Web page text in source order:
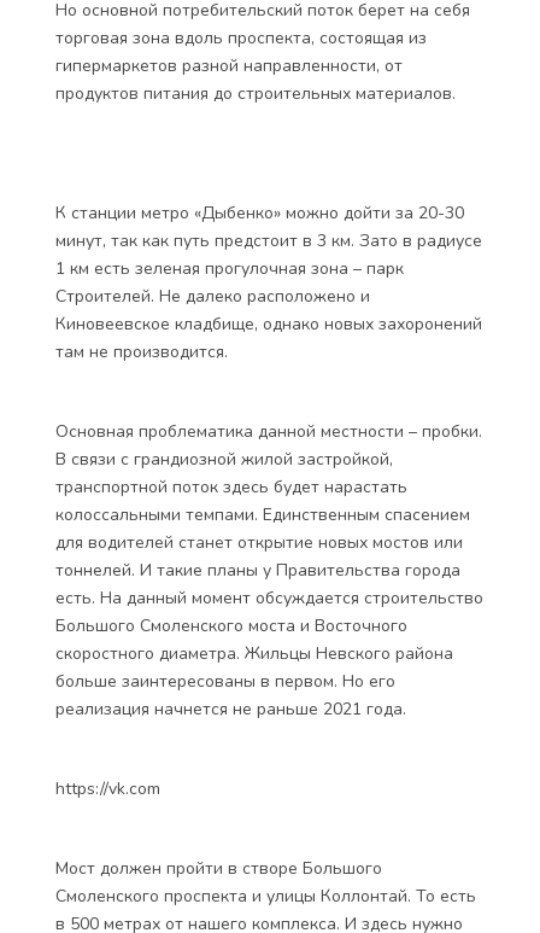
Но основной потребительский поток берет на себя
торговая зона вдоль проспекта, состоящая из
гипермаркетов разной направленности, от
К станции метро «Дыбенко» можно дойти за 20-30
минут, так как путь предстоит в 3 км. Зато в радиусе
1 км есть зеленая прогулочная зона – парк
Строителей. Не далеко расположено и
Киновеевское кладбище, однако новых захоронений
там не производится.
Основная проблематика данной местности – пробки.
транспортной поток здесь будет нарастать
тоннелей. И такие планы у Правительства города
есть. На данный момент обсуждается строительство
Большого Смоленского моста и Восточного